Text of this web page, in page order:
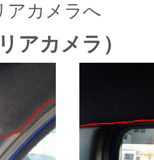
アカメラへ
アカメラ）